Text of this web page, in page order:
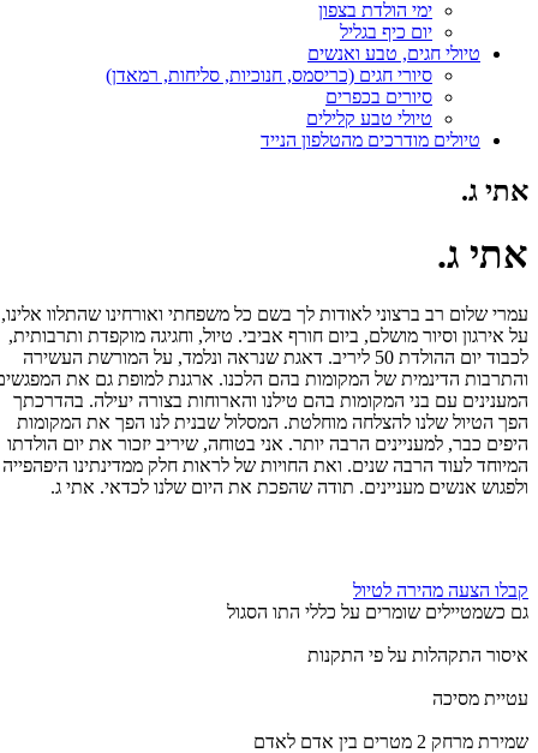
ימי הולדת בצפון
יום כיף בגליל
טיולי חגים, טבע ואנשים
סיורי חגים (כריסמס, חנוכיות, סליחות, רמאדן)
סיורים בכפרים
טיולי טבע קלילים
טיולים מודרכים מהטלפון הנייד
אתי ג.
אתי ג.
עמרי שלום רב ברצוני לאודות לך בשם כל משפחתי ואורחינו שהתלוו אלינו,
על אירגון וסיור מושלם, ביום חורף אביבי. טיול, וחגיגה מוקפדת ותרבותית,
לכבוד יום ההולדת 50 ליריב. דאגת שנראה ונלמד, על המורשת העשירה
והתרבות הדינמית של המקומות בהם הלכנו. ארגנת למופת גם את המפגשים
המענינים עם בני המקומות בהם טילנו והארוחות בצורה יעילה. בהדרכתך
הפך הטיול שלנו להצלחה מוחלטת. המסלול שבנית לנו הפך את המקומות
היפים כבר, למעניינים הרבה יותר. אני בטוחה, שיריב יזכור את יום הולדתו
המיוחד לעוד הרבה שנים. ואת החויות של לראות חלק ממדינתינו היפהפייה
ולפגוש אנשים מעניינים. תודה שהפכת את היום שלנו לכדאי. אתי ג.
קבלו הצעה מהירה לטיול
גם כשמטיילים שומרים על כללי התו הסגול
איסור התקהלות על פי התקנות
עטיית מסיכה
שמירת מרחק 2 מטרים בין אדם לאדם